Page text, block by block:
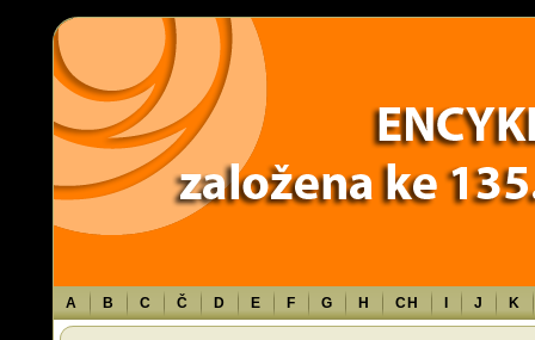
Warning: Use of undefined constant TXT - assumed 'TXT' (this will throw
content/themes/sablona/functions.php
A B C Č D E F G H CH J K